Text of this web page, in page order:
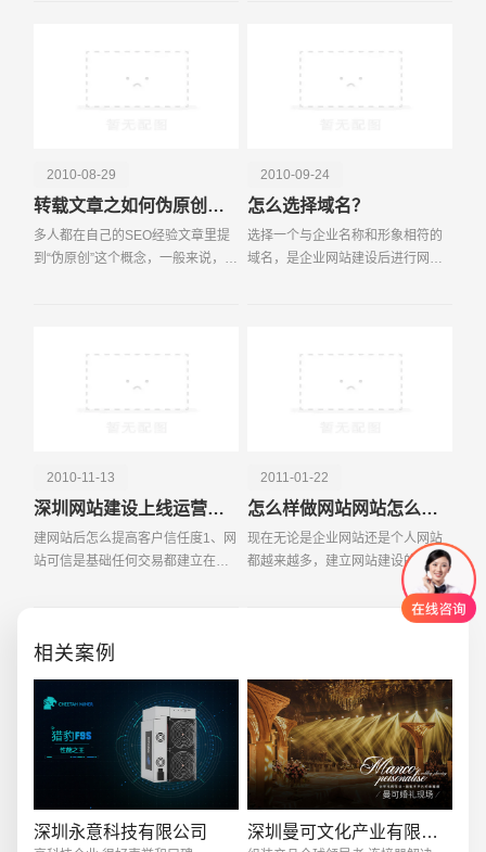
2010-08-29
转载文章之如何伪原创处理？
多人都在自己的SEO经验文章里提
到“伪原创”这个概念，一般来说，无
2010-09-24
怎么选择域名？
选择一个与企业名称和形象相符的
域名，是企业网站建设后进行网络
2010-11-13
深圳网站建设上线运营后要提高客户信任度
建网站后怎么提高客户信任度1、网
站可信是基础任何交易都建立在信
象直接决定访客是否
2011-01-22
怎么样做网站网站怎么才能赚钱？
现在无论是企业网站还是个人网站
都越来越多，建立网站建设的公司
也越来越多，而网站建设成为了大
家的一种兴趣或者是企业的门面。
相关案例
深圳永意科技有限公司 深圳曼可文化产业有限公司
微信号
创意品牌型网站 · 标准企业官网建设 ·